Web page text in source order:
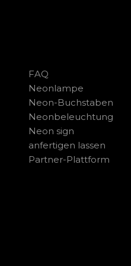
FAQ
Neonlampe
Neon-Buchstaben
Neonbeleuchtung
Neon sign
anfertigen lassen
Partner-Plattform